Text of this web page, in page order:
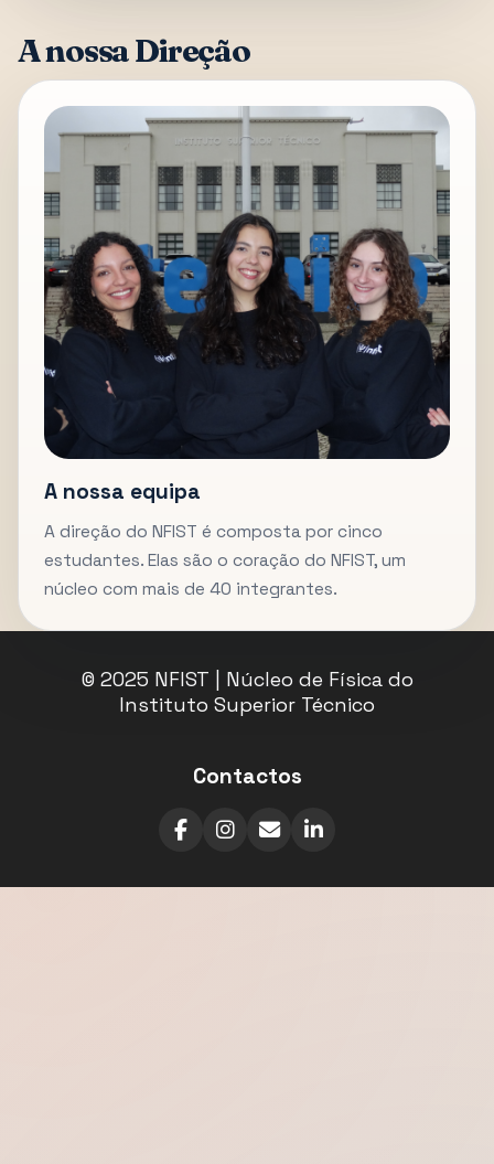
A nossa Direção
A nossa equipa
A direção do NFIST é composta por cinco
estudantes. Elas são o coração do NFIST, um
núcleo com mais de 40 integrantes.
© 2025 NFIST | Núcleo de Física do
Instituto Superior Técnico
Contactos